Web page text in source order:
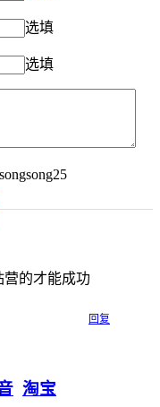
选填
选填
的才能成功
回复
淘宝